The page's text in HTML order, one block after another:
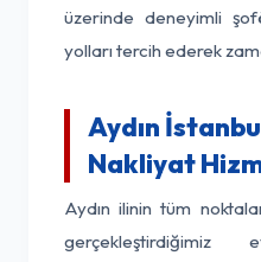
üzerinde deneyimli
yolları tercih ederek
Aydın
Nakliyat
Aydın ilinin tüm